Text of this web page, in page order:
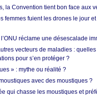
la Convention tient bon face aux
femmes fuient les drones le jour
réclame une désescalade
vecteurs de maladies :
pour s’en protéger ?
» : mythe ou réalité ?
avec des moustiques ?
qui chasse les moustiques et